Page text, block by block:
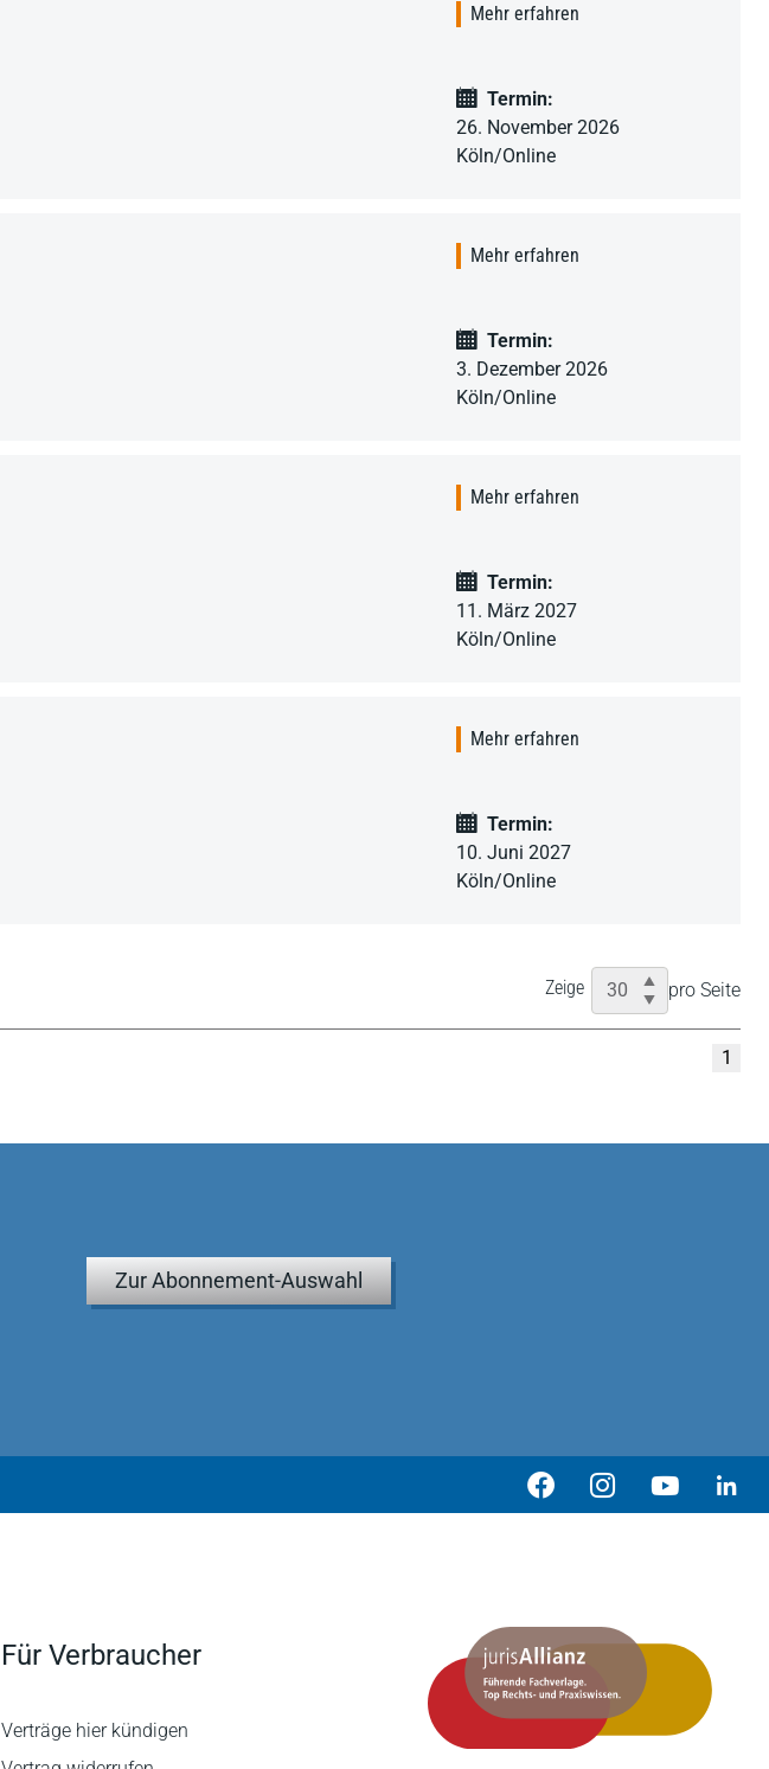
Mehr erfahren
Termin:
26. November 2026
Köln/Online
Mehr erfahren
Termin:
3. Dezember 2026
Köln/Online
Mehr erfahren
Termin:
11. März 2027
Köln/Online
Mehr erfahren
Termin:
10. Juni 2027
Köln/Online
Zeige pro Seite
1
Zur Abonnement-Auswahl
Für Verbraucher
Verträge hier kündigen